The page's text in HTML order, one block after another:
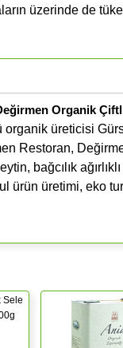
üzerinde de
Organik
organik üreticisi
Restoran,
bağcılık
ürün üretimi, eko
Sele